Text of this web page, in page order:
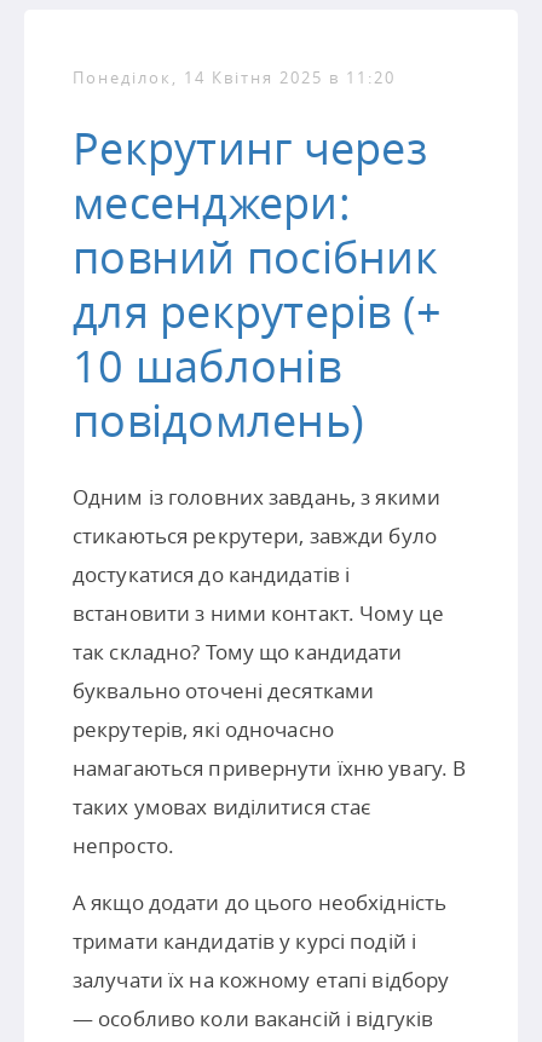
Понеділок, 14 Квітня 2025 в 11:20
Рекрутинг через
месенджери:
повний посібник
для рекрутерів (+
10 шаблонів
повідомлень)
Одним із головних завдань, з якими
стикаються рекрутери, завжди було
достукатися до кандидатів і
встановити з ними контакт. Чому це
так складно? Тому що кандидати
буквально оточені десятками
рекрутерів, які одночасно
намагаються привернути їхню увагу. В
таких умовах виділитися стає
непросто.
А якщо додати до цього необхідність
тримати кандидатів у курсі подій і
залучати їх на кожному етапі відбору
— особливо коли вакансій і відгуків